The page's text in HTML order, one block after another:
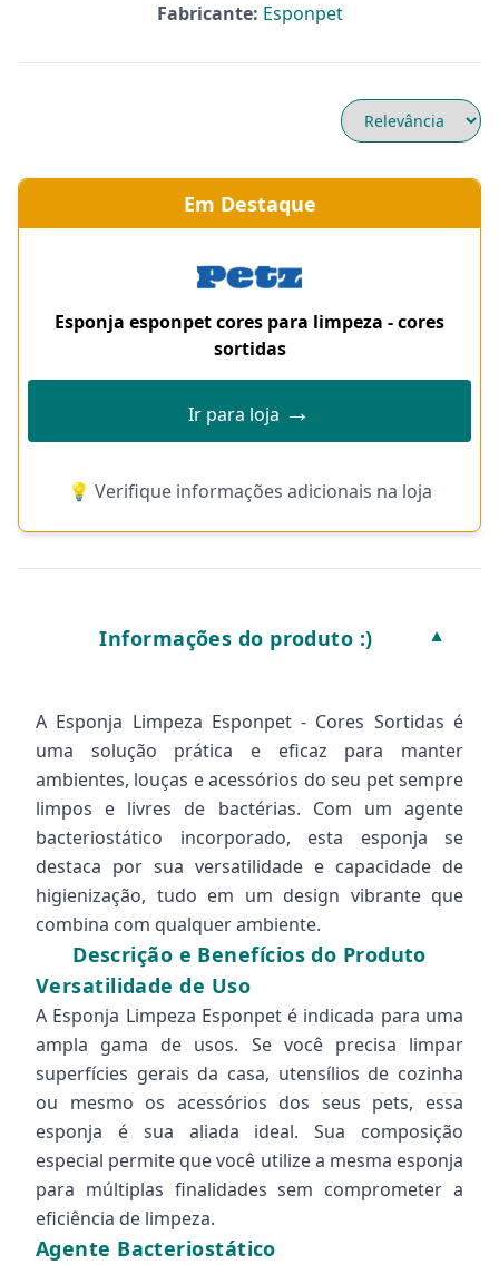
Fabricante: Esponpet
Em Destaque
Esponja esponpet cores para limpeza - cores
sortidas
Ir para loja →
💡 Verifique informações adicionais na loja
Informações do produto :) ▼
A Esponja Limpeza Esponpet - Cores Sortidas é
uma solução prática e eficaz para manter
ambientes, louças e acessórios do seu pet sempre
limpos e livres de bactérias. Com um agente
bacteriostático incorporado, esta esponja se
destaca por sua versatilidade e capacidade de
higienização, tudo em um design vibrante que
combina com qualquer ambiente.
Descrição e Benefícios do Produto
Versatilidade de Uso
A Esponja Limpeza Esponpet é indicada para uma
ampla gama de usos. Se você precisa limpar
superfícies gerais da casa, utensílios de cozinha
ou mesmo os acessórios dos seus pets, essa
esponja é sua aliada ideal. Sua composição
especial permite que você utilize a mesma esponja
para múltiplas finalidades sem comprometer a
eficiência de limpeza.
Agente Bacteriostático